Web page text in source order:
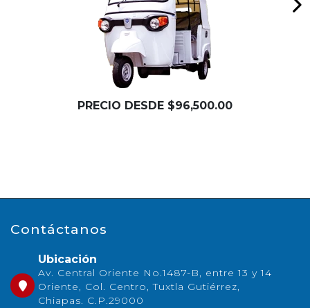
PRECIO DESDE $96,500.00
Contáctanos
Ubicación
Av. Central Oriente No.1487-B, entre 13 y 14
Oriente, Col. Centro, Tuxtla Gutiérrez,
Chiapas. C.P.29000